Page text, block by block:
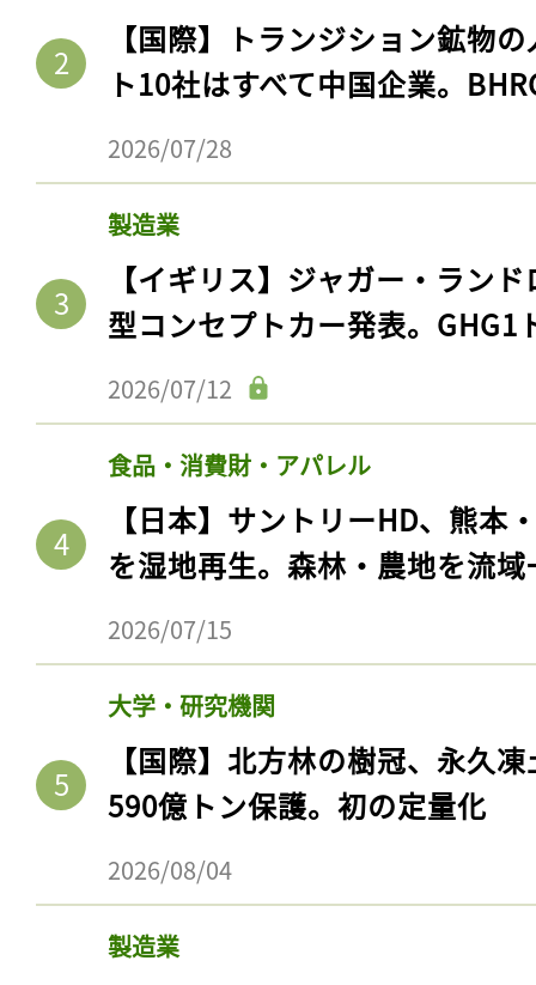
【国際】トランジション鉱物
ト10社はすべて中国企業。
2026/07/28
製造業
【イギリス】ジャガー・ラン
型コンセプトカー発表。GHG1
2026/07/12
食品・消費財・アパレル
【日本】サントリーHD、熊本
を湿地再生。森林・農地を流
2026/07/15
大学・研究機関
【国際】北方林の樹冠、永久
590億トン保護。初の定量化
2026/08/04
製造業